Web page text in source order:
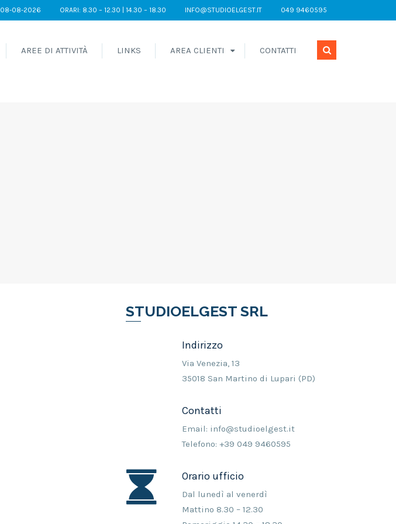
08-08-2026 ORARI: 8.30 – 12.30 | 14.30 – 18.30 INFO@STUDIOELGEST.IT 049 9460595
AREE DI ATTIVITÀ LINKS AREA CLIENTI CONTATTI
STUDIOELGEST SRL
Indirizzo
Via Venezia, 13
35018 San Martino di Lupari (PD)
Contatti
Email: info@studioelgest.it
Telefono: +39 049 9460595
Orario ufficio
Dal lunedì al venerdì
Mattino 8.30 – 12.30